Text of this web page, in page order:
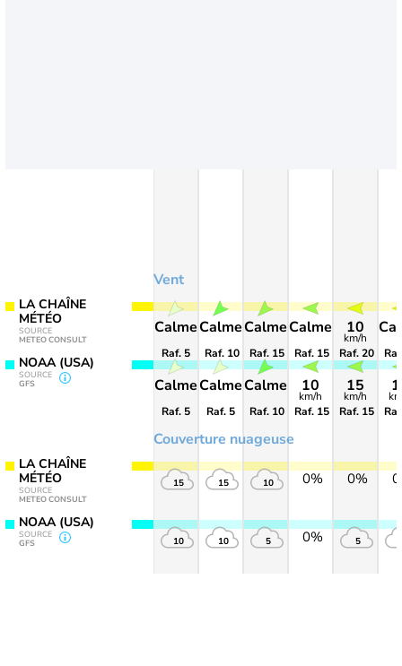
LA CHAÎNE
MÉTÉO
SOURCE
METEO CONSULT
NOAA (USA)
SOURCE
GFS
LA CHAÎNE
MÉTÉO
SOURCE
METEO CONSULT
NOAA (USA)
SOURCE
GFS
Vent
Couverture nuageuse
Calme
Raf. 5
Calme
Raf. 5
15
10
Calme
Raf. 10
Calme
Raf. 5
15
10
Calme
Raf. 15
Calme
Raf. 10
10
5
Calme
Raf. 15
10
km/h
Raf. 15
0%
0%
10
km/h
Raf. 20
15
km/h
Raf. 15
0%
5